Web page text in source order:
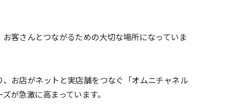
客さんとつながるための大切な場所になっていま
お店がネットと実店舗をつなぐ「オムニチャネル
が急激に高まっています。